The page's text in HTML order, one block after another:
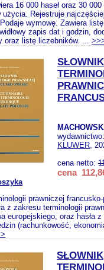
16 000 haseł oraz 30
użycia. Rejestruje
wymowę. Zawiera
zapis dat i godzin,
oraz listę liczebników. ...
SŁOWNIK
KLUWER,
cena netto:
cena
prawniczej
z zakresu terminologii
europejskiego, oraz hasła
(rachunkowość,
SŁOWNIK